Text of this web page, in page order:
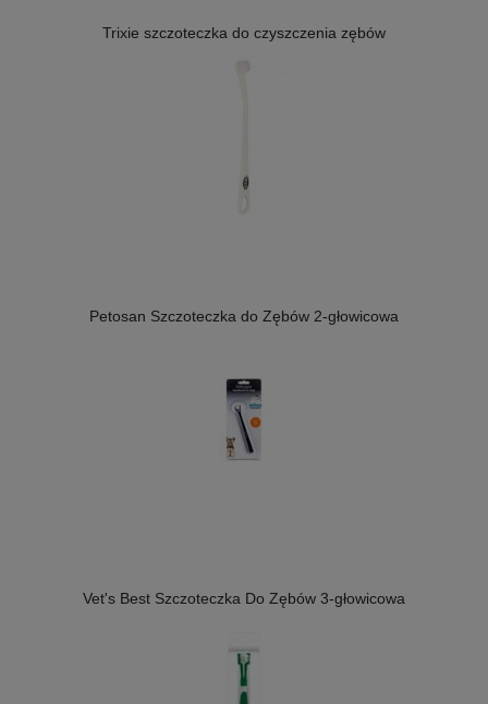
Trixie szczoteczka do czyszczenia zębów
Petosan Szczoteczka do Zębów 2-głowicowa
Vet's Best Szczoteczka Do Zębów 3-głowicowa